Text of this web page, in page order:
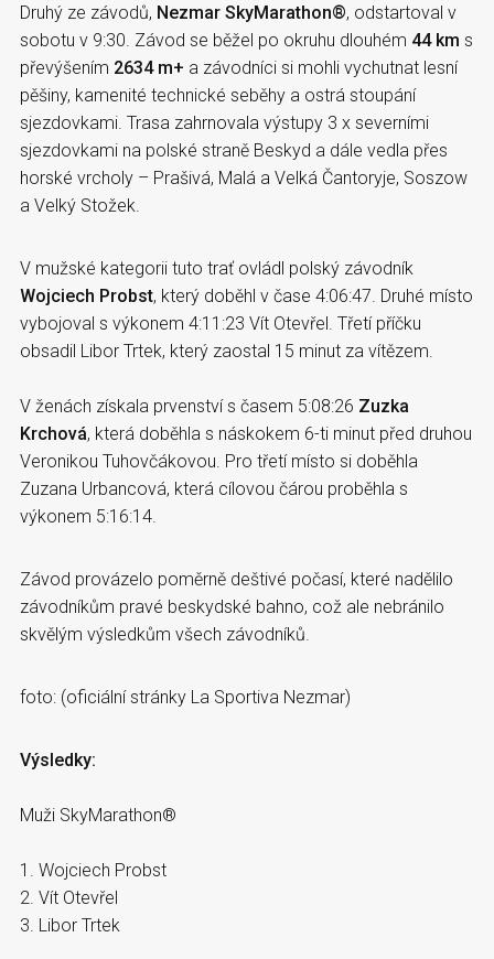
Druhý ze závodů, Nezmar SkyMarathon®, odstartoval v
sobotu v 9:30. Závod se běžel po okruhu dlouhém 44 km s
převýšením 2634 m+ a závodníci si mohli vychutnat lesní
pěšiny, kamenité technické seběhy a ostrá stoupání
sjezdovkami. Trasa zahrnovala výstupy 3 x severními
sjezdovkami na polské straně Beskyd a dále vedla přes
horské vrcholy – Prašivá, Malá a Velká Čantoryje, Soszow
a Velký Stožek.
V mužské kategorii tuto trať ovládl polský závodník
Wojciech Probst, který doběhl v čase 4:06:47. Druhé místo
vybojoval s výkonem 4:11:23 Vít Otevřel. Třetí příčku
obsadil Libor Trtek, který zaostal 15 minut za vítězem.
V ženách získala prvenství s časem 5:08:26 Zuzka
Krchová, která doběhla s náskokem 6-ti minut před druhou
Veronikou Tuhovčákovou. Pro třetí místo si doběhla
Zuzana Urbancová, která cílovou čárou proběhla s
výkonem 5:16:14.
Závod provázelo poměrně deštivé počasí, které nadělilo
závodníkům pravé beskydské bahno, což ale nebránilo
skvělým výsledkům všech závodníků.
foto: (oficiální stránky La Sportiva Nezmar)
Výsledky:
Muži SkyMarathon®
1. Wojciech Probst
2. Vít Otevřel
3. Libor Trtek